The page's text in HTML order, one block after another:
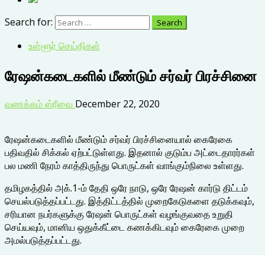
Search for:
உள்ளூர் செய்திகள்
ரேஷன்கடைகளில் மீண்டும் சர்வர் பிரச்சினை
வணக்கம் ஸ்ரீவை December 22, 2020
ரேஷன்கடைகளில் மீண்டும் சர்வர் பிரச்சினையால் கைரேகை
பதிவதில் சிக்கல் ஏற்பட்டுள்ளது. இதனால் குடும்ப அட்டைதாரர்கள்
பல மணி நேரம் காத்திருந்து பொருட்கள் வாங்கும்நிலை உள்ளது.
தமிழகத்தில் அக்.1-ம் தேதி ஒரே நாடு, ஒரே ரேஷன் கார்டு திட்டம்
செயல்படுத்தப்பட்டது. இத்திட்டத்தில் முறைகேடுகளை தடுக்கவும்,
சரியான நபர்களுக்கு ரேஷன் பொருட்கள் வழங்குவதை உறுதி
செய்யவும், மானிய ஒதுக்கீட்டை கணக்கிடவும் கைரேகை முறை
அமல்படுத்தப்பட்டது.